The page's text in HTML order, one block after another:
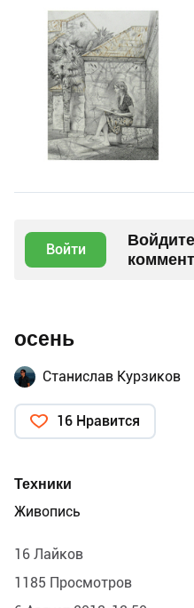
Войти
осень
Станислав Курзиков
16 Нравится
Техники
Живопись
16 Лайков
1185 Просмотров